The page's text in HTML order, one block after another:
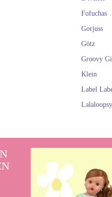
Schweine:
Affen:Wecken
emotionale
Fofuchas
Gorjuss
Götz
Groovy
Klein
Label
Lalaloopsy